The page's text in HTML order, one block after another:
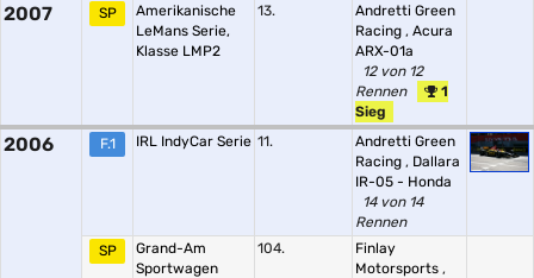
2007 SP
Amerikanische
LeMans Serie,
Klasse LMP2
13.
Andretti Green
Racing , Acura
ARX-01a
12 von 12
Rennen
1
Sieg
2006 F.1 IRL IndyCar Serie 11.
Andretti Green
Racing , Dallara
IR-05 - Honda
14 von 14
Rennen
SP
Grand-Am
Sportwagen
104.
Finlay
Motorsports ,